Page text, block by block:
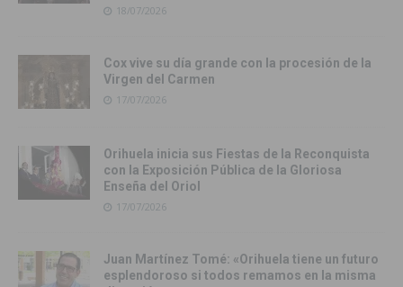
18/07/2026
Cox vive su día grande con la procesión de la
Virgen del Carmen
17/07/2026
Orihuela inicia sus Fiestas de la Reconquista
con la Exposición Pública de la Gloriosa
Enseña del Oriol
17/07/2026
Juan Martínez Tomé: «Orihuela tiene un futuro
esplendoroso si todos remamos en la misma